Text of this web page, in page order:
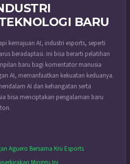
BARU
kemajuan AI, industri esports, seperti
beradaptasi. Ini bisa berarti pelatihan
baru bagi komentator manusia
AI, memanfaatkan kekuatan keduanya.
AI dan kehangatan serta
bisa menciptakan pengalaman baru
Aguero Bersama Krü Esports